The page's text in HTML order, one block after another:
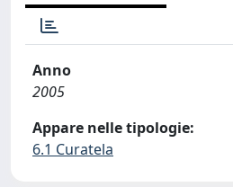
Anno
2005
Appare nelle tipologie:
6.1 Curatela